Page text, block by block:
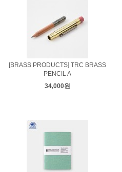
[BRASS PRODUCTS] TRC BRASS
PENCIL A
34,000원